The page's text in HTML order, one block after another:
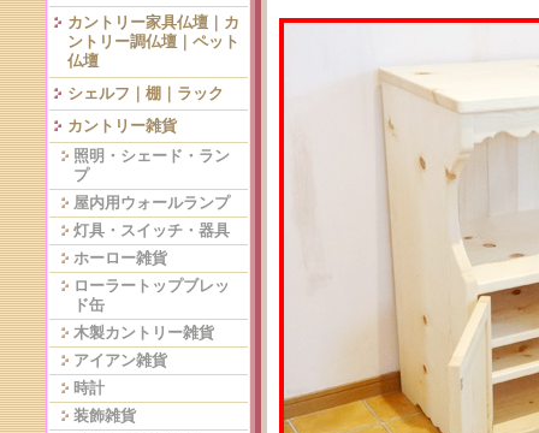
カントリー家具仏壇｜カ
ントリー調仏壇｜ペット
仏壇
シェルフ｜棚｜ラック
カントリー雑貨
照明・シェード・ラン
プ
屋内用ウォールランプ
灯具・スイッチ・器具
ホーロー雑貨
ローラートップブレッ
ド缶
木製カントリー雑貨
アイアン雑貨
時計
装飾雑貨